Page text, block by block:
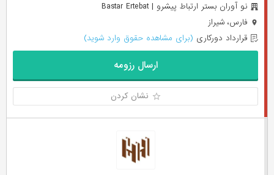
نو آوران بستر ارتباط پیشرو | Bastar Ertebat
فارس، شیراز
قرارداد دورکاری (برای مشاهده حقوق وارد شوید)
ارسال رزومه
نشان کردن